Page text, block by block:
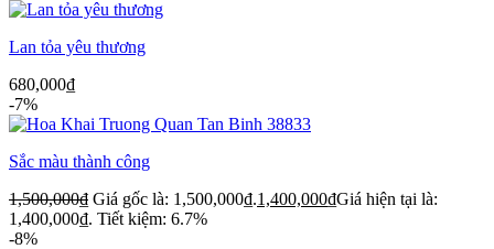
Lan tỏa yêu thương
680,000₫
-7%
Sắc màu thành công
1,500,000₫ Giá gốc là: 1,500,000₫.1,400,000₫Giá hiện tại là:
1,400,000₫. Tiết kiệm: 6.7%
-8%